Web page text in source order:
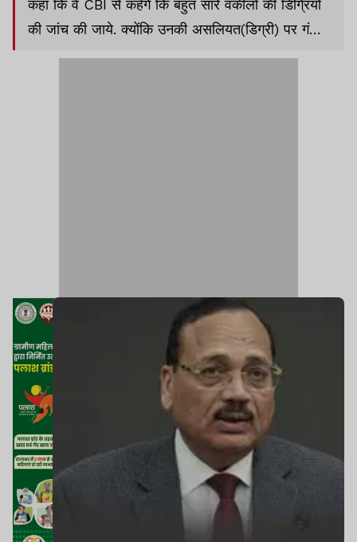
कहा कि वे CBI से कहेंगे कि बहुत सारे वकीलों की डिग्रियों
की जांच की जाये. क्योंकि उनकी असलियत(डिग्री) पर गंभीर